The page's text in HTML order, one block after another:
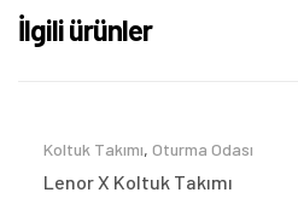
İlgili ürünler
Koltuk Takımı, Oturma Odası
Lenor X Koltuk Takımı